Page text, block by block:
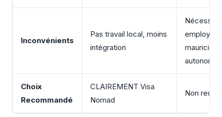
Inconvénients
Pas travail local, moins
intégration
Nécessite
employer
mauricien,
autonomie
Choix
Recommandé
CLAIREMENT Visa
Nomad
Non